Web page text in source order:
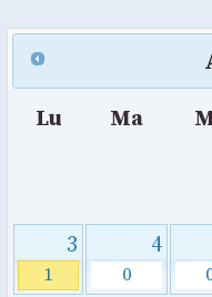
Lu Ma
3
1
4
0